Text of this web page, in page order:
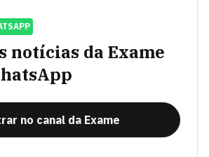
notícias da Exame
no canal da Exame